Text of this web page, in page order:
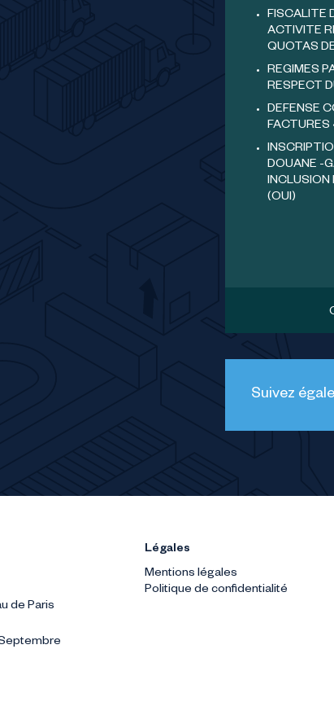
FISCALITE
ACTIVITE
QUOTAS
REGIMES
RESPECT
DEFENSE
FACTURES
DOUANE -
INCLUSION
(OUI)
Suivez
de Paris
Légales
Mentions légales
Politique de confidentialité